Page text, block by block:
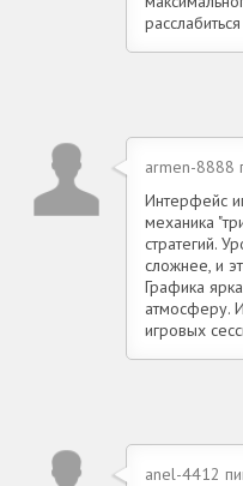
armen-8888
Интерфейс
механика
стратегий.
сложнее, и
Графика
атмосферу.
игровых
anel-4412